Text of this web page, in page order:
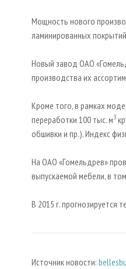
Мощность нового
ламинированных
Новый завод ОАО
производства их
Кроме того, в рамках
переработки 100 тыс. м3
обшивки и пр.). Индекс
На ОАО «Гомельдрев»
выпускаемой мебели, в
В 2015 г. прогнозируется
Источник новости: